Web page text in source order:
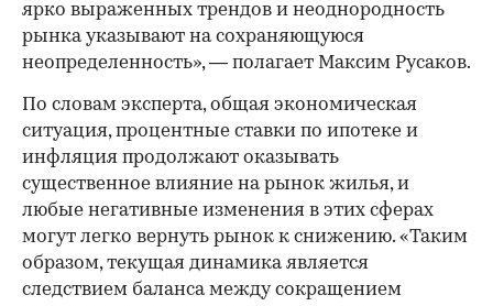
ярко выраженных трендов и неоднородность
рынка указывают на сохраняющуюся
неопределенность», — полагает Максим Русаков.
По словам эксперта, общая экономическая
ситуация, процентные ставки по ипотеке и
инфляция продолжают оказывать
существенное влияние на рынок жилья, и
любые негативные изменения в этих сферах
могут легко вернуть рынок к снижению. «Таким
образом, текущая динамика является
следствием баланса между сокращением